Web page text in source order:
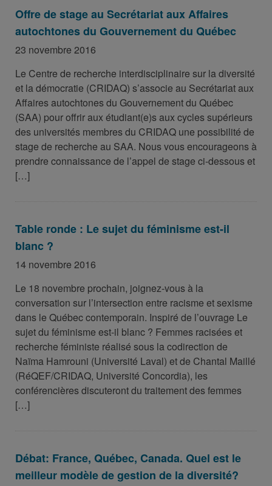
Offre de stage au Secrétariat aux Affaires
autochtones du Gouvernement du Québec
23 novembre 2016
Le Centre de recherche interdisciplinaire sur la diversité
et la démocratie (CRIDAQ) s’associe au Secrétariat aux
Affaires autochtones du Gouvernement du Québec
(SAA) pour offrir aux étudiant(e)s aux cycles supérieurs
des universités membres du CRIDAQ une possibilité de
stage de recherche au SAA. Nous vous encourageons à
prendre connaissance de l’appel de stage ci-dessous et
[…]
Table ronde : Le sujet du féminisme est-il
blanc ?
14 novembre 2016
Le 18 novembre prochain, joignez-vous à la
conversation sur l’intersection entre racisme et sexisme
dans le Québec contemporain. Inspiré de l’ouvrage Le
sujet du féminisme est-il blanc ? Femmes racisées et
recherche féministe réalisé sous la codirection de
Naïma Hamrouni (Université Laval) et de Chantal Maillé
(RéQEF/CRIDAQ, Université Concordia), les
conférencières discuteront du traitement des femmes
[…]
Débat: France, Québec, Canada. Quel est le
meilleur modèle de gestion de la diversité?